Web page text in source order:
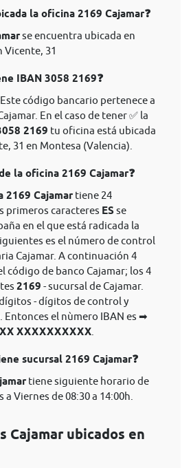
la oficina 2169 Cajamar❓
se encuentra ubicada en
Vicente, 31
IBAN 3058 2169❓
código bancario pertenece a
En el caso de tener ✅ la
2169 tu oficina está ubicada
31 en Montesa (Valencia).
la oficina 2169 Cajamar❓
2169 Cajamar tiene 24
primeros caracteres ES se
en el que está radicada la
es el número de control
Cajamar. A continuación 4
código de banco Cajamar; los 4
2169 - sucursal de Cajamar.
- dígitos de control y
Entonces el nùmero IBAN es ➡
XXXXXXXXXX
sucursal 2169 Cajamar❓
tiene siguiente horario de
Viernes de 08:30 a 14:00h.
Cajamar ubicados en